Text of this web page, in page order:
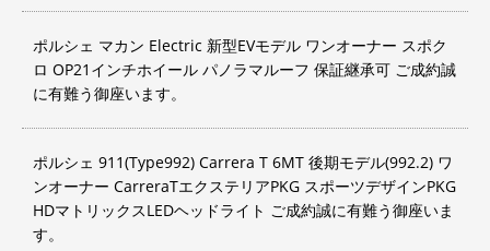
ポルシェ マカン Electric 新型EVモデル ワンオーナー スポク
ロ OP21インチホイール パノラマルーフ 保証継承可 ご成約誠
に有難う御座います。
ポルシェ 911(Type992) Carrera T 6MT 後期モデル(992.2) ワ
ンオーナー CarreraTエクステリアPKG スポーツデザインPKG
HDマトリックスLEDヘッドライト ご成約誠に有難う御座いま
す。